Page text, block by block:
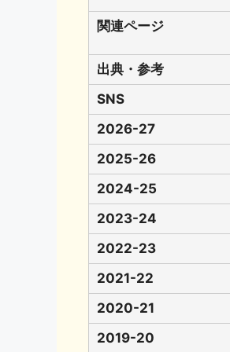
関連ページ
出典・参考
SNS
2026-27
2025-26
2024-25
2023-24
2022-23
2021-22
2020-21
2019-20